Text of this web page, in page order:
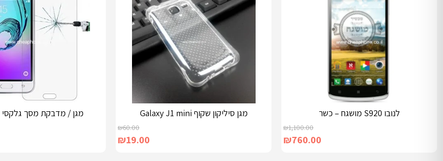
לנובו S920 מושגח – כשר
₪1,100.00
₪760.00
מגן סיליקון שקוף Galaxy J1 mini
₪60.00
₪19.00
מגן / מדבקת מסך גלקסי J1 2016